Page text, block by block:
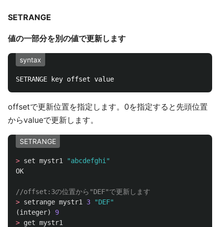
SETRANGE
値の一部分を別の値で更新します
syntax
offsetで更新位置を指定します。0を指定すると先頭位置
からvalueで更新します。
SETRANGE
> set mystr1
"abcdefghi"
OK
//offset:3の位置から"DEF"で更新します
> setrange mystr1 3
"DEF"
(integer)
9
> get mystr1